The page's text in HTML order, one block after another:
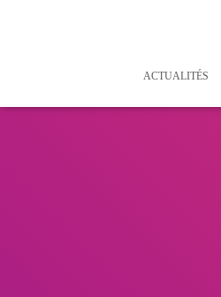
ACTUALITÉS